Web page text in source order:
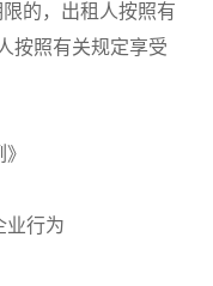
的，出租人按照有
按照有关规定享受
业行为